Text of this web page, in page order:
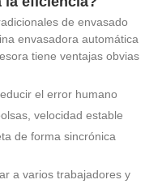
de envasado
envasadora automática
tiene ventajas obvias
el error humano
velocidad estable
de forma sincrónica
a varios trabajadores y